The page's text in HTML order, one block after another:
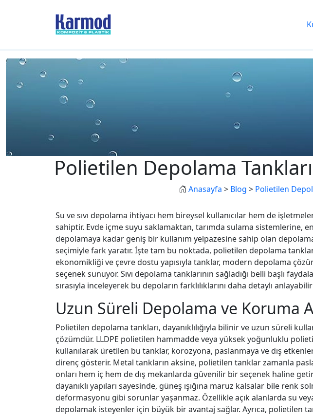
Polietilen Depolama
Anasayfa > Blog > Polietilen
Su ve sıvı depolama ihtiyacı hem bireysel kullanıcılar hem de
sahiptir. Evde içme suyu saklamaktan, tarımda sulama sistemlerine,
depolamaya kadar geniş bir kullanım yelpazesine sahip olan
seçimiyle fark yaratır. İşte tam bu noktada, polietilen depolama tankları
ekonomikliği ve çevre dostu yapısıyla tanklar, modern depolama
seçenek sunuyor. Sıvı depolama tanklarının sağladığı belli başlı
sırasıyla inceleyerek bu depoların farklılıklarını daha detaylı
Uzun Süreli Depolama ve Koruma
Polietilen depolama tankları, dayanıklılığıyla bilinir ve uzun süreli
çözümdür. LLDPE polietilen hammadde veya yüksek yoğunluklu
kullanılarak üretilen bu tanklar, korozyona, paslanmaya ve dış
direnç gösterir. Metal tankların aksine, polietilen tanklar zamanla
onları hem iç hem de dış mekanlarda güvenilir bir seçenek haline
dayanıklı yapıları sayesinde, güneş ışığına maruz kalsalar bile renk
deformasyonu gibi sorunlar yaşanmaz. Özellikle açık alanlarda su
depolamak isteyenler için büyük bir avantaj sağlar. Ayrıca, polietilen